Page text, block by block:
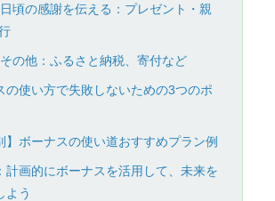
頃の感謝を伝える：プレゼント・親
の他：ふるさと納税、寄付など
の使い方で失敗しないための3つのポ
】ボーナスの使い道おすすめプラン例
計画的にボーナスを活用して、未来を
よう